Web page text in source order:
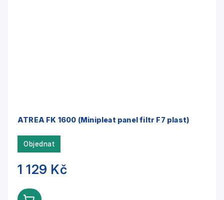
ATREA FK 1600 (Minipleat panel filtr F7 plast)
Objednat
1 129 Kč